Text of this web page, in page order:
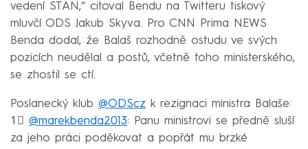
vedení STAN,“ citoval Bendu na Twitteru tiskový
mluvčí ODS Jakub Skyva. Pro CNN Prima NEWS
Benda dodal, že Balaš rozhodně ostudu ve svých
pozicích neudělal a postů, včetně toho ministerského,
se zhostil se ctí.
Poslanecký klub @ODScz k rezignaci ministra Balaše:
1⃣ @marekbenda2013: Panu ministrovi se předně sluší
za jeho práci poděkovat a popřát mu brzké